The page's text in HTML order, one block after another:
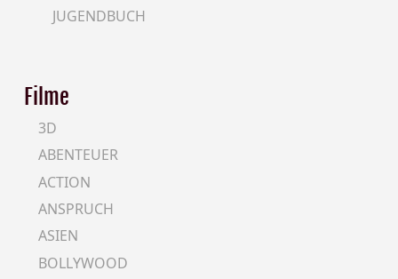
JUGENDBUCH
Filme
3D
ABENTEUER
ACTION
ANSPRUCH
ASIEN
BOLLYWOOD